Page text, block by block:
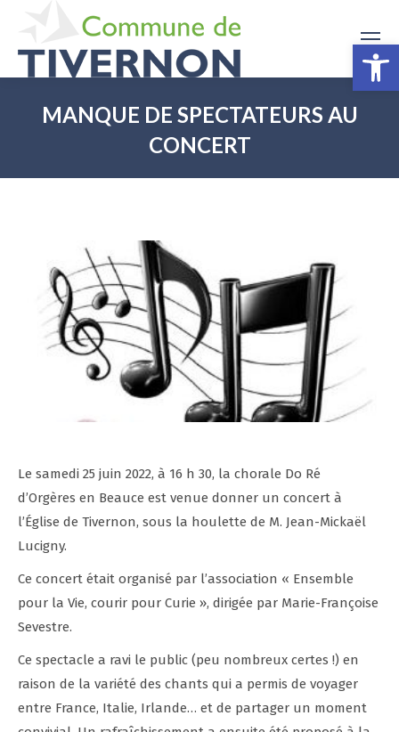
MANQUE DE SPECTATEURS AU
CONCERT
Le samedi 25 juin 2022, à 16 h 30, la chorale Do Ré
d’Orgères en Beauce est venue donner un concert à
l’Église de Tivernon, sous la houlette de M. Jean-Mickaël
Lucigny.
Ce concert était organisé par l’association « Ensemble
pour la Vie, courir pour Curie », dirigée par Marie-Françoise
Sevestre.
Ce spectacle a ravi le public (peu nombreux certes !) en
raison de la variété des chants qui a permis de voyager
entre France, Italie, Irlande… et de partager un moment